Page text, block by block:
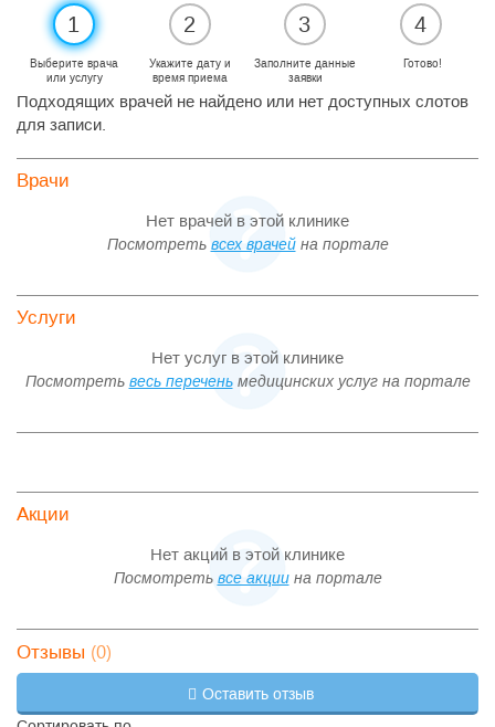
1
Выберите врача
или услугу
2
Укажите дату и
время приема
3
Заполните данные
заявки
4
Готово!
Подходящих врачей не найдено или нет доступных слотов
для записи.
Врачи
Нет врачей в этой клинике
Посмотреть всех врачейна портале
Услуги
Нет услуг в этой клинике
Посмотреть весь переченьмедицинских услуг на портале
Акции
Нет акций в этой клинике
Посмотреть все акциина портале
Отзывы (0)
Оставить отзыв